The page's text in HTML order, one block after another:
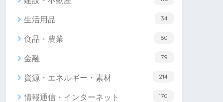
生活用品 34
食品・農業 60
金融 79
資源・エネルギー・素材 214
情報通信・インターネット 170